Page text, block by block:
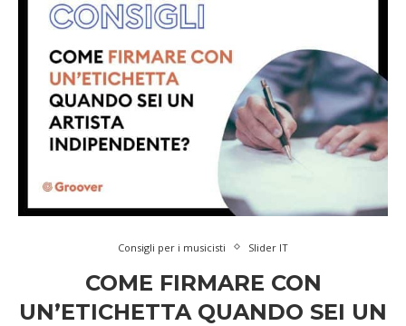
Consigli per i musicisti Slider IT
COME FIRMARE CON
UN’ETICHETTA QUANDO SEI UN